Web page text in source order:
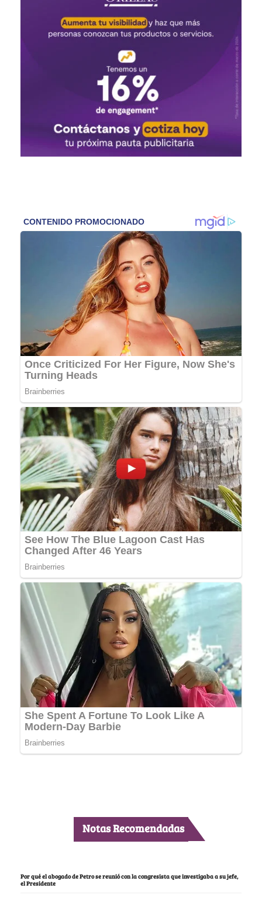
Notas Recomendadas
Por qué el abogado de Petro se reunió con la congresista que investigaba a su jefe,
el Presidente